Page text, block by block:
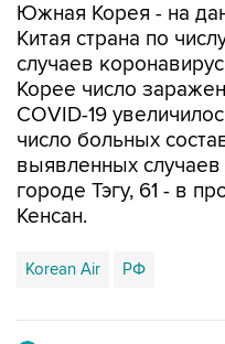
Южная Корея - на
Китая страна по
случаев
Корее число
COVID-19
число больных
выявленных
городе Тэгу, 61 - в
Кенсан.
Korean Air РФ